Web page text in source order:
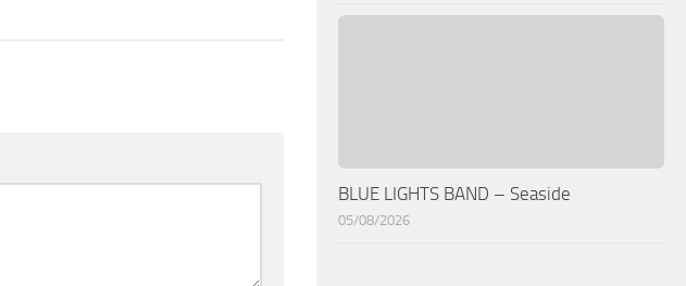
BLUE LIGHTS BAND – Seaside
05/08/2026